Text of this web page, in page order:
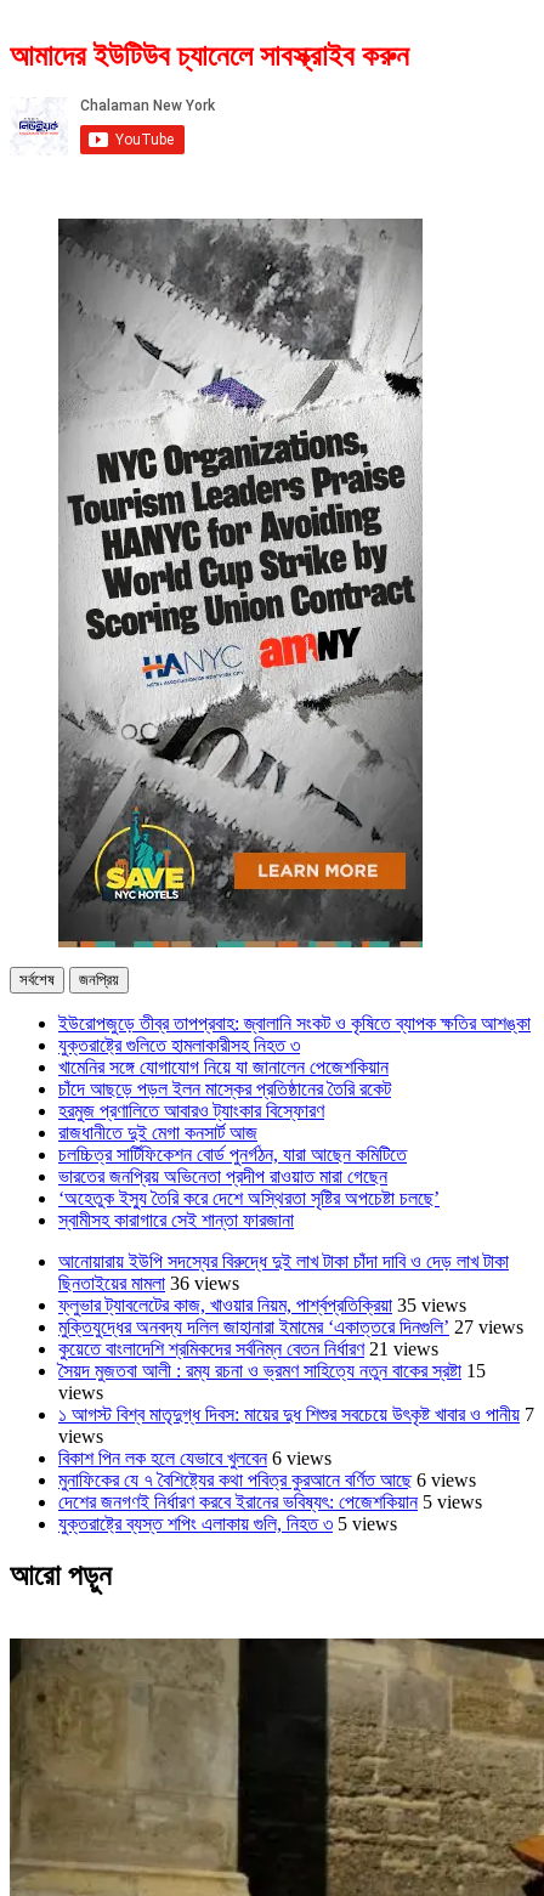
আমাদের ইউটিউব চ্যানেলে সাবস্ক্রাইব করুন
সর্বশেষ জনপ্রিয়
ইউরোপজুড়ে তীব্র তাপপ্রবাহ: জ্বালানি সংকট ও কৃষিতে ব্যাপক ক্ষতির আশঙ্কা
যুক্তরাষ্ট্রে গুলিতে হামলাকারীসহ নিহত ৩
খামেনির সঙ্গে যোগাযোগ নিয়ে যা জানালেন পেজেশকিয়ান
চাঁদে আছড়ে পড়ল ইলন মাস্কের প্রতিষ্ঠানের তৈরি রকেট
হরমুজ প্রণালিতে আবারও ট্যাংকার বিস্ফোরণ
রাজধানীতে দুই মেগা কনসার্ট আজ
চলচ্চিত্র সার্টিফিকেশন বোর্ড পুনর্গঠন, যারা আছেন কমিটিতে
ভারতের জনপ্রিয় অভিনেতা প্রদীপ রাওয়াত মারা গেছেন
‘অহেতুক ইস্যু তৈরি করে দেশে অস্থিরতা সৃষ্টির অপচেষ্টা চলছে’
স্বামীসহ কারাগারে সেই শান্তা ফারজানা
আনোয়ারায় ইউপি সদস্যের বিরুদ্ধে দুই লাখ টাকা চাঁদা দাবি ও দেড় লাখ টাকা
ছিনতাইয়ের মামলা 36 views
ফ্লুভার ট্যাবলেটের কাজ, খাওয়ার নিয়ম, পার্শ্বপ্রতিক্রিয়া 35 views
মুক্তিযুদ্ধের অনবদ্য দলিল জাহানারা ইমামের ‘একাত্তরে দিনগুলি’ 27 views
কুয়েতে বাংলাদেশি শ্রমিকদের সর্বনিম্ন বেতন নির্ধারণ 21 views
সৈয়দ মুজতবা আলী : রম্য রচনা ও ভ্রমণ সাহিত্যে নতুন বাকের স্রষ্টা 15
views
১ আগস্ট বিশ্ব মাতৃদুগ্ধ দিবস: মায়ের দুধ শিশুর সবচেয়ে উৎকৃষ্ট খাবার ও পানীয় 7
views
বিকাশ পিন লক হলে যেভাবে খুলবেন 6 views
মুনাফিকের যে ৭ বৈশিষ্ট্যের কথা পবিত্র কুরআনে বর্ণিত আছে 6 views
দেশের জনগণই নির্ধারণ করবে ইরানের ভবিষ্যৎ: পেজেশকিয়ান 5 views
যুক্তরাষ্ট্রে ব্যস্ত শপিং এলাকায় গুলি, নিহত ৩ 5 views
আরো পড়ুন